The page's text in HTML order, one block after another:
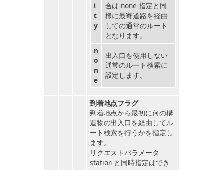
i
t
y
合は none 指定と同
様に最寄道路を経由
しての通常のルート
となります。
n
o
n
e
出入口を使用しない
通常のルート検索に
設定します。
到着地点フラグ
到着地点から最初に何の構
造物の出入口を経由してル
ート検索を行うかを指定し
ます。
リクエストパラメータ
station と同時指定はでき